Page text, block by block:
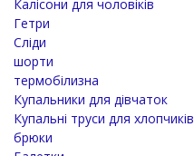
Калісони для чоловіків
Гетри
Сліди
шорти
термобілизна
Купальники для дівчаток
Купальні труси для хлопчиків
брюки